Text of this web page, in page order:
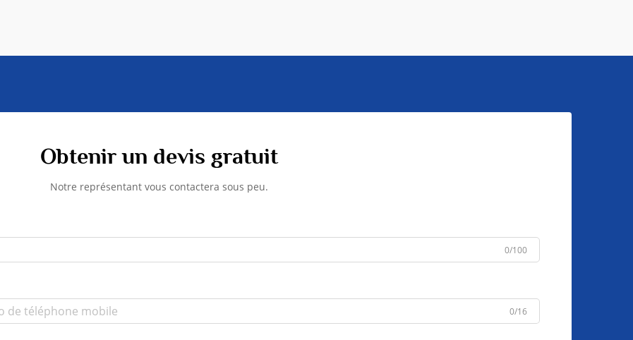
Obtenir un devis gratuit
Notre représentant vous contactera sous peu.
0/100
0/16